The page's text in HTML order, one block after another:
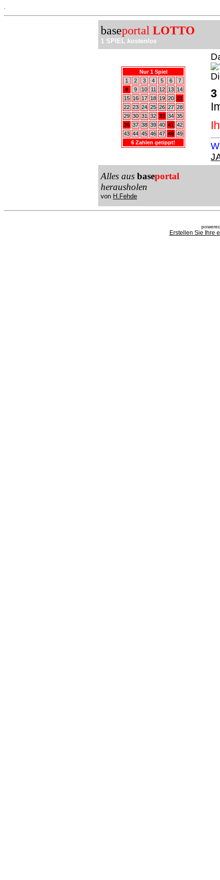
baseportal LOTTO
1 SPIEL kostenlos
Nur 1 Spiel
1
2 3 4 5 6
7
8
9 10 11 12 13 14
15 16 17 18 19 20 21
22 23 24 25 26 27 28
29 30 31 32 33 34 35
36 37 38 39 40 41 42
43 44 45 46 47 48 49
6 Zahlen getippt!
3
Alles aus baseportal
herausholen
von H.Fehde
Erstellen Sie Ihre